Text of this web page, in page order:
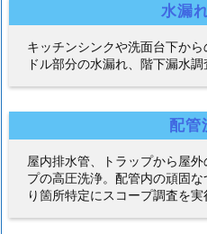
水漏
キッチンシンクや洗面台下か
ドル部分の水漏れ、階下漏水
配管
屋内排水管、トラップから屋
プの高圧洗浄。配管内の頑固
り箇所特定にスコープ調査を実